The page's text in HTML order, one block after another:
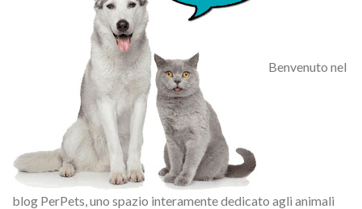
Benvenuto nel
blog PerPets, uno spazio interamente dedicato agli animali